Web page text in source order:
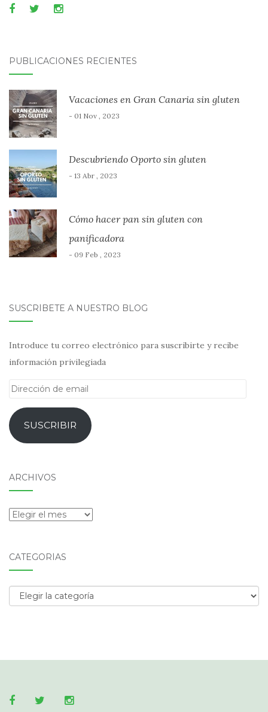
PUBLICACIONES RECIENTES
Vacaciones en Gran Canaria sin gluten
- 01 Nov , 2023
Descubriendo Oporto sin gluten
- 13 Abr , 2023
Cómo hacer pan sin gluten con
panificadora
- 09 Feb , 2023
SUSCRÍBETE A NUESTRO BLOG
Introduce tu correo electrónico para suscribirte y recibe
información privilegiada
Dirección
emailSUSCRIBIR
ARCHIVOS
Archivos
CATEGORÍAS
Categorías